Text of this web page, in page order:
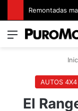
Menú
AUTOS 4X4
El